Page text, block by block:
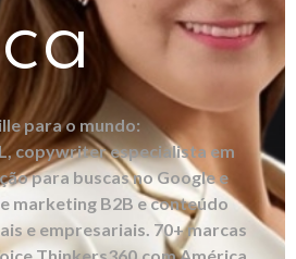
para o mundo:
copywriter especialista em
para buscas no Google e
marketing B2B e conteúdo
e empresariais. 70+ marcas